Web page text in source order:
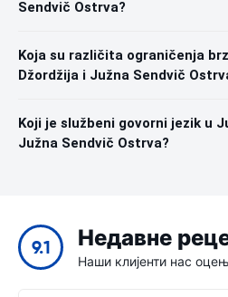
Sendvič Ostrva?
Koja su različita ograničenja
Džordžija i Južna Sendvič
Koji je službeni govorni jezik u
Južna Sendvič Ostrva?
9.1 Недавне
Наши клијенти нас